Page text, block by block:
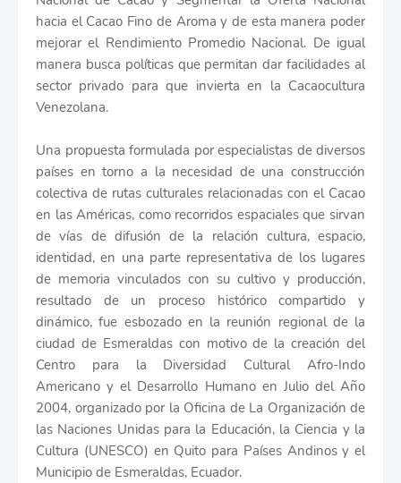
hacia el Cacao Fino de Aroma y de esta manera poder
mejorar el Rendimiento Promedio Nacional. De igual
manera busca políticas que permitan dar facilidades al
sector privado para que invierta en la Cacaocultura
Venezolana.
Una propuesta formulada por especialistas de diversos
países en torno a la necesidad de una construcción
colectiva de rutas culturales relacionadas con el Cacao
en las Américas, como recorridos espaciales que sirvan
de vías de difusión de la relación cultura, espacio,
identidad, en una parte representativa de los lugares
de memoria vinculados con su cultivo y producción,
resultado de un proceso histórico compartido y
dinámico, fue esbozado en la reunión regional de la
ciudad de Esmeraldas con motivo de la creación del
Centro para la Diversidad Cultural Afro-Indo
Americano y el Desarrollo Humano en Julio del Año
2004, organizado por la Oficina de La Organización de
las Naciones Unidas para la Educación, la Ciencia y la
Cultura (UNESCO) en Quito para Países Andinos y el
Municipio de Esmeraldas, Ecuador.